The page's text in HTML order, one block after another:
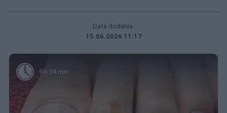
Data dodania:
15.06.2026 11:17
9 h 34 min